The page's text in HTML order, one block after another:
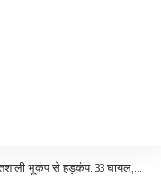
33 घायल, सरकार ने राहत एवं बचाव कार्यों की जिम्मेदारी संभाली